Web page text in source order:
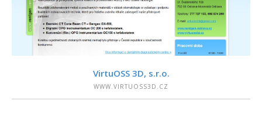
PODROBNOSTI
VirtuOSS 3D, s.r.o.
WWW.VIRTUOSS3D.CZ